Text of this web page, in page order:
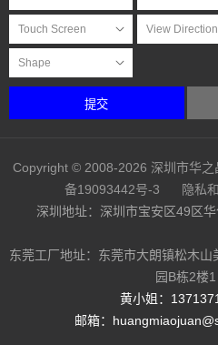
提交
Copyright © 2008-2026 深圳市华之
备19093442号-3
隐私
深圳地址：深圳市宝安区49区
东莞工厂地址：东莞市大朗镇松木
园B栋2楼1
黄小姐：
邮箱：